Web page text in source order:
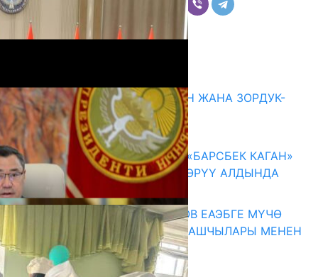
Комментарийлер
ГЕНДЕРДИК БАСМЫРЛООДОН ЖАНА ЗОРДУК-
ЗОМБУЛУКТАН КОРГОО
07.08.2026
КЫРГЫЗ ТАРЫХЫ ТАСМАДА: «БАРСБЕК КАГАН»
КӨРКӨМ ТАСМАСЫ ЖАРЫК КӨРҮҮ АЛДЫНДА
07.08.2026
ПРЕЗИДЕНТ САДЫР ЖАПАРОВ ЕАЭБГЕ МҮЧӨ
МАМЛЕКЕТТЕРДИН ӨКМӨТ БАШЧЫЛАРЫ МЕНЕН
ЖОЛУГУШТУ
07.08.2026